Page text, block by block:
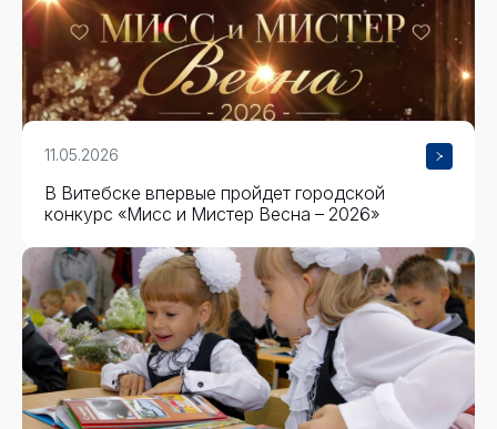
11.05.2026
В Витебске впервые пройдет городской
конкурс «Мисс и Мистер Весна – 2026»